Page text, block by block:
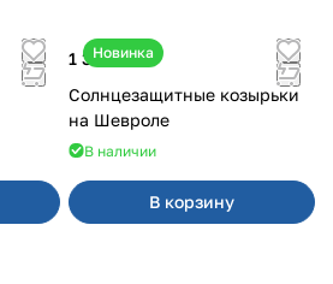
Новинка
1 350 ₽
Солнцезащитные козырьки
на Шевроле
В наличии
В корзину